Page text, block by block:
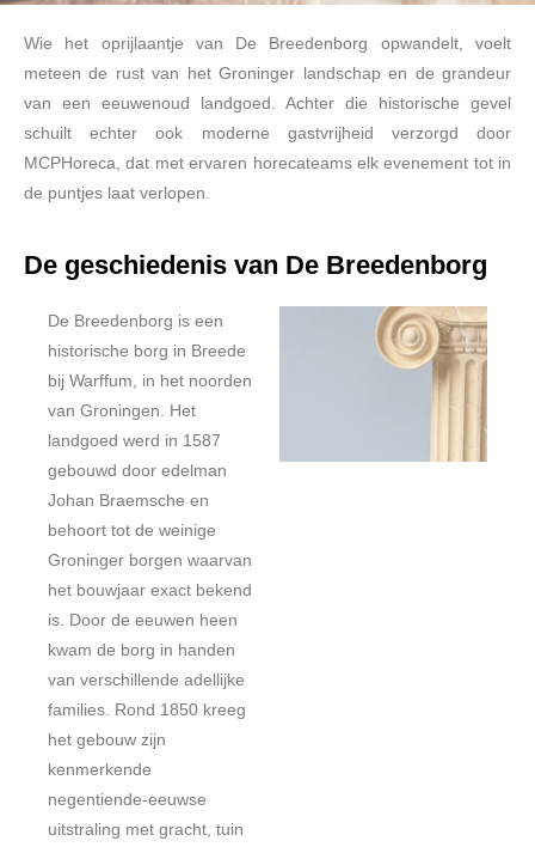
Wie het oprijlaantje van De Breedenborg opwandelt, voelt
meteen de rust van het Groninger landschap en de grandeur
van een eeuwenoud landgoed. Achter die historische gevel
schuilt echter ook moderne gastvrijheid verzorgd door
MCPHoreca, dat met ervaren horecateams elk evenement tot in
de puntjes laat verlopen.
De geschiedenis van De Breedenborg
De Breedenborg is een
historische borg in Breede
bij Warffum, in het noorden
van Groningen. Het
landgoed werd in 1587
gebouwd door edelman
Johan Braemsche en
behoort tot de weinige
Groninger borgen waarvan
het bouwjaar exact bekend
is. Door de eeuwen heen
kwam de borg in handen
van verschillende adellijke
families. Rond 1850 kreeg
het gebouw zijn
kenmerkende
negentiende-eeuwse
uitstraling met gracht, tuin